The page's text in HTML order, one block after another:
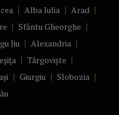
Alba Iulia
Arad
Sfântu Gheorghe
Jiu
Alexandria
Târgoviște
Giurgiu
Slobozia